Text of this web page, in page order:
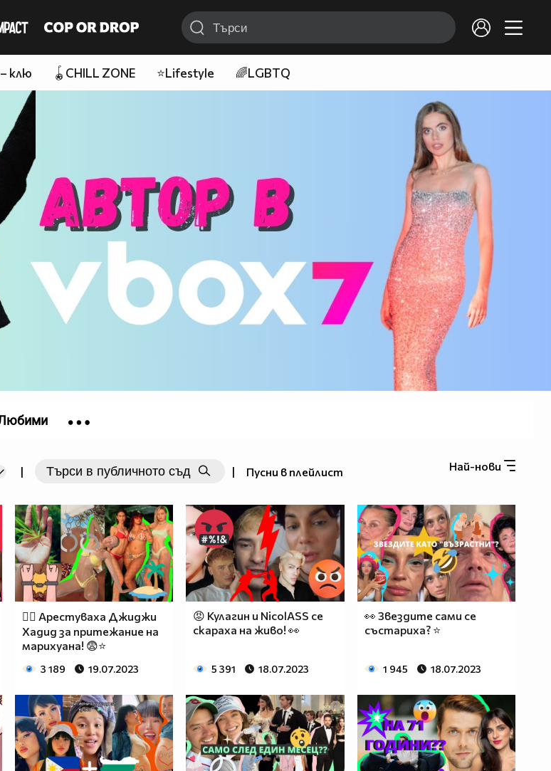
клю 🪀CHILL ZONE ⭐Lifestyle 🌈LGBTQ
Най-нови
| | Пусни в плейлист
👮‍♂️ Арестуваха Джиджи
Хадид за притежание на
марихуана! 😨⭐
3 189 19.07.2023
😡 Кулагин и NicolASS се
скараха на живо! 👀
5 391 18.07.2023
👀 Звездите сами се
състариха? ⭐
1 945 18.07.2023